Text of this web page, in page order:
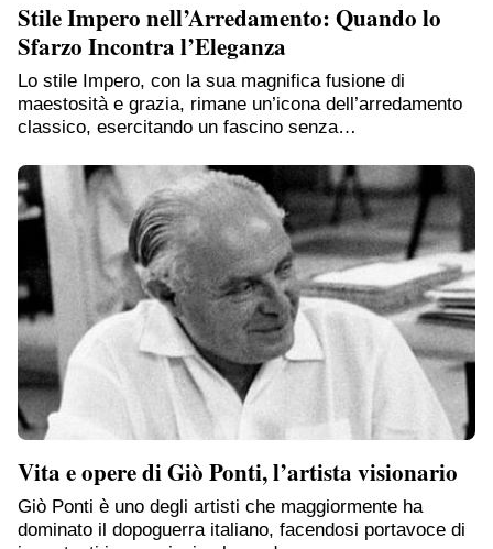
Stile Impero nell’Arredamento: Quando lo
Sfarzo Incontra l’Eleganza
Lo stile Impero, con la sua magnifica fusione di
maestosità e grazia, rimane un’icona dell’arredamento
classico, esercitando un fascino senza…
Vita e opere di Giò Ponti, l’artista visionario
Giò Ponti è uno degli artisti che maggiormente ha
dominato il dopoguerra italiano, facendosi portavoce di